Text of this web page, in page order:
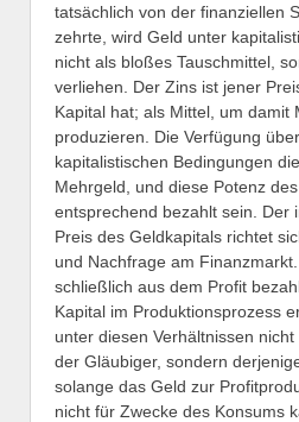
tatsächlich von der finanziellen
zehrte, wird Geld unter
nicht als bloßes Tauschmittel,
verliehen. Der Zins ist jener
Kapital hat; als Mittel, um damit
produzieren. Die Verfügung
kapitalistischen Bedingungen
Mehrgeld, und diese Potenz
entsprechend bezahlt sein. Der
Preis des Geldkapitals richtet
und Nachfrage am
schließlich aus dem Profit
Kapital im Produktionsprozess
unter diesen Verhältnissen
der Gläubiger, sondern
solange das Geld zur
nicht für Zwecke des Konsums